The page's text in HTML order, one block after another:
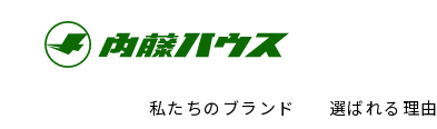
私たちのブランド 選ばれる理由